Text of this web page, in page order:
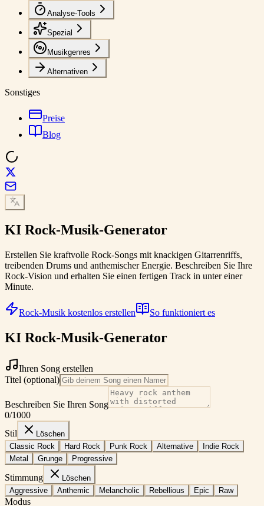
Analyse-Tools
Spezial
Musikgenres
Alternativen
Sonstiges
Preise
Blog
KI Rock-Musik-Generator
Erstellen Sie kraftvolle Rock-Songs mit knackigen Gitarrenriffs,
treibenden Drums und anthemischer Energie. Beschreiben Sie Ihre
Rock-Vision und erhalten Sie einen fertigen Track in unter einer
Minute.
Rock-Musik kostenlos erstellen So funktioniert es
KI Rock-Musik-Generator
Ihren Song erstellen
Titel (optional)
Beschreiben Sie Ihren Song
0/1000
Stil
Löschen
Classic Rock
Hard Rock Punk Rock Alternative
Indie Rock
Metal
Grunge Progressive
Stimmung
Löschen
Aggressive
Anthemic Melancholic Rebellious Epic Raw
Modus